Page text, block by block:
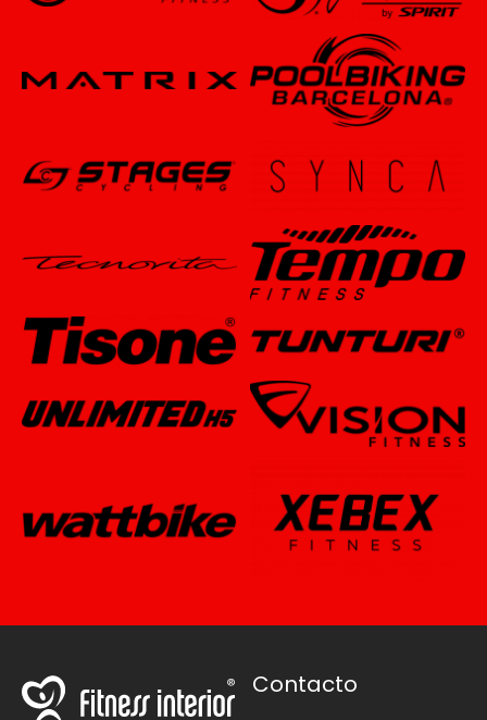
Contacto